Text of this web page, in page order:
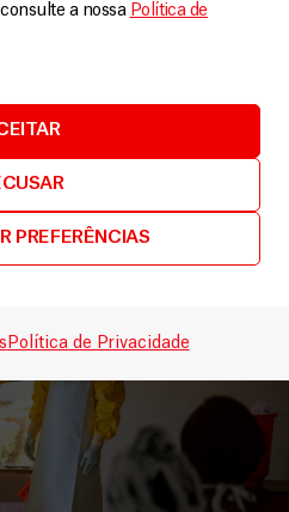
a nossa Política de
PREFERÊNCIAS
Política de Privacidade